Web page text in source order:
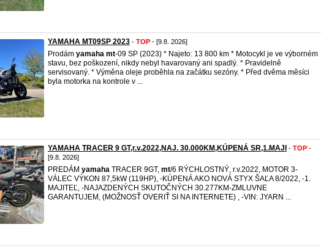
YAMAHA MT09SP 2023 - TOP - [9.8. 2026]
Prodám yamaha mt-09 SP (2023) * Najeto: 13 800 km * Motocykl je ve výborném
stavu, bez poškození, nikdy nebyl havarovaný ani spadlý. * Pravidelně
servisovaný. * Výměna oleje proběhla na začátku sezóny. * Před dvěma měsíci
byla motorka na kontrole v ...
YAMAHA TRACER 9 GT,r.v.2022,NAJ. 30.000KM,KÚPENÁ SR,1.MAJI - TOP -
[9.8. 2026]
PREDÁM yamaha TRACER 9GT, mt/6 RÝCHLOSTNÝ, r.v.2022, MOTOR 3-
VÁLEC VÝKON 87,5kW (119HP), -KÚPENÁ AKO NOVÁ STYX ŠAĽA 8/2022, -1.
MAJITEĽ, -NAJAZDENÝCH SKUTOČNÝCH 30.277KM-ZMLUVNE
GARANTUJEM, (MOŽNOSŤ OVERIŤ SI NA INTERNETE) , -VIN: JYARN ...